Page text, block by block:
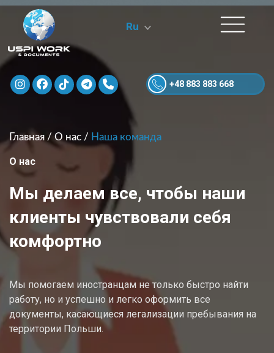
+48 883 883 668
Ru
Главная /О нас / Наша команда
О нас
Мы делаем все, чтобы наши
клиенты чувствовали себя
комфортно
Мы помогаем иностранцам не только быстро найти
работу, но и успешно и легко оформить все
документы, касающиеся легализации пребывания на
территории Польши.